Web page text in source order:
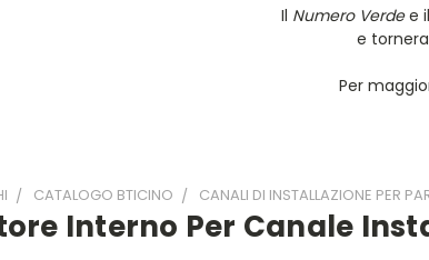
Il Numero Verdee il
e
Per
CATALOGO BTICINO CANALI DI INSTALLAZIONE PER
Interno Per Canale